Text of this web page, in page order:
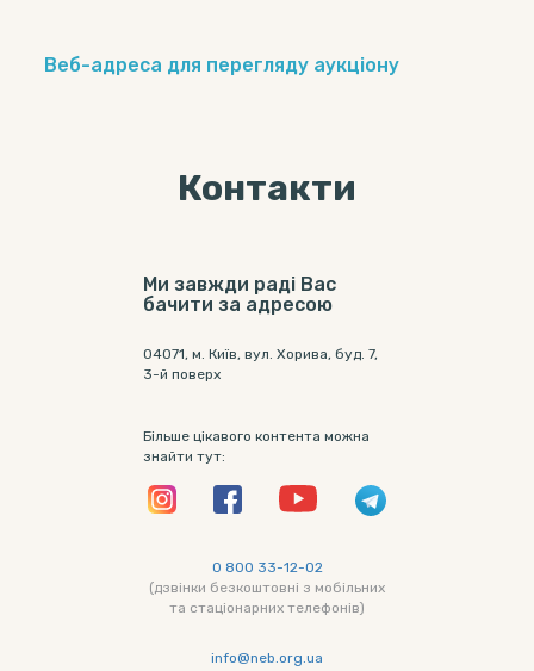
Веб-адреса для перегляду аукціону
Контакти
Ми завжди раді Вас
бачити за адресою
04071, м. Київ, вул. Хорива, буд. 7,
3-й поверх
Більше цікавого контента можна
знайти тут:
0 800 33-12-02
(дзвінки безкоштовні з мобільних
та стаціонарних телефонів)
info@neb.org.ua